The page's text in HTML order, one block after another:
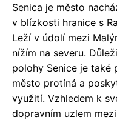
Senica je město
v blízkosti hranice s
Leží v údolí mezi
nížím na severu.
polohy Senice je také
město protíná a
využití. Vzhledem k
dopravním uzlem